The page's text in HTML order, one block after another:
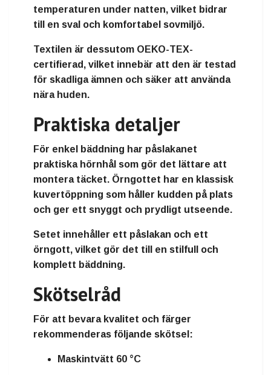
temperaturen under natten, vilket bidrar
till en sval och komfortabel sovmiljö.
Textilen är dessutom OEKO-TEX-
certifierad, vilket innebär att den är testad
för skadliga ämnen och säker att använda
nära huden.
Praktiska detaljer
För enkel bäddning har påslakanet
praktiska hörnhål som gör det lättare att
montera täcket. Örngottet har en klassisk
kuvertöppning som håller kudden på plats
och ger ett snyggt och prydligt utseende.
Setet innehåller ett påslakan och ett
örngott, vilket gör det till en stilfull och
komplett bäddning.
Skötselråd
För att bevara kvalitet och färger
rekommenderas följande skötsel:
Maskintvätt 60 °C